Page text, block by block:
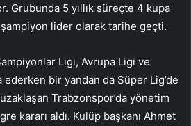
Grubunda 5 yıllık süreçte 4 kupa
lider olarak tarihe geçti.
Ligi, Avrupa Ligi ve
ederken bir yandan da Süper Lig’de
Trabzonspor’da yönetim
kararı aldı. Kulüp başkanı Ahmet